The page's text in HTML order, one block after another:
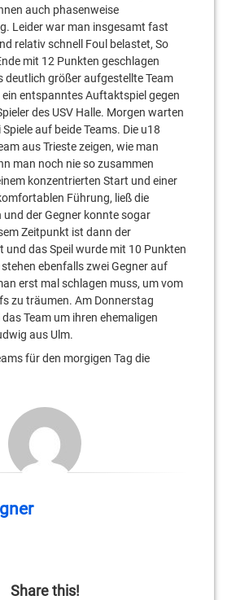
auch phasenweise
Leider war man insgesamt fast
relativ schnell Foul belastet, So
mit 12 Punkten geschlagen
deutlich größer aufgestellte Team
entspanntes Auftaktspiel gegen
des USV Halle. Morgen warten
auf beide Teams. Die u18
aus Trieste zeigen, wie man
man noch nie so zusammen
konzentrierten Start und einer
Führung, ließ die
der Gegner konnte sogar
Zeitpunkt ist dann der
und das Speil wurde mit 10 Punkten
ebenfalls zwei Gegner auf
erst mal schlagen muss, um vom
zu träumen. Am Donnerstag
Team um ihren ehemaligen
aus Ulm.
für den morgigen Tag die
Share this!